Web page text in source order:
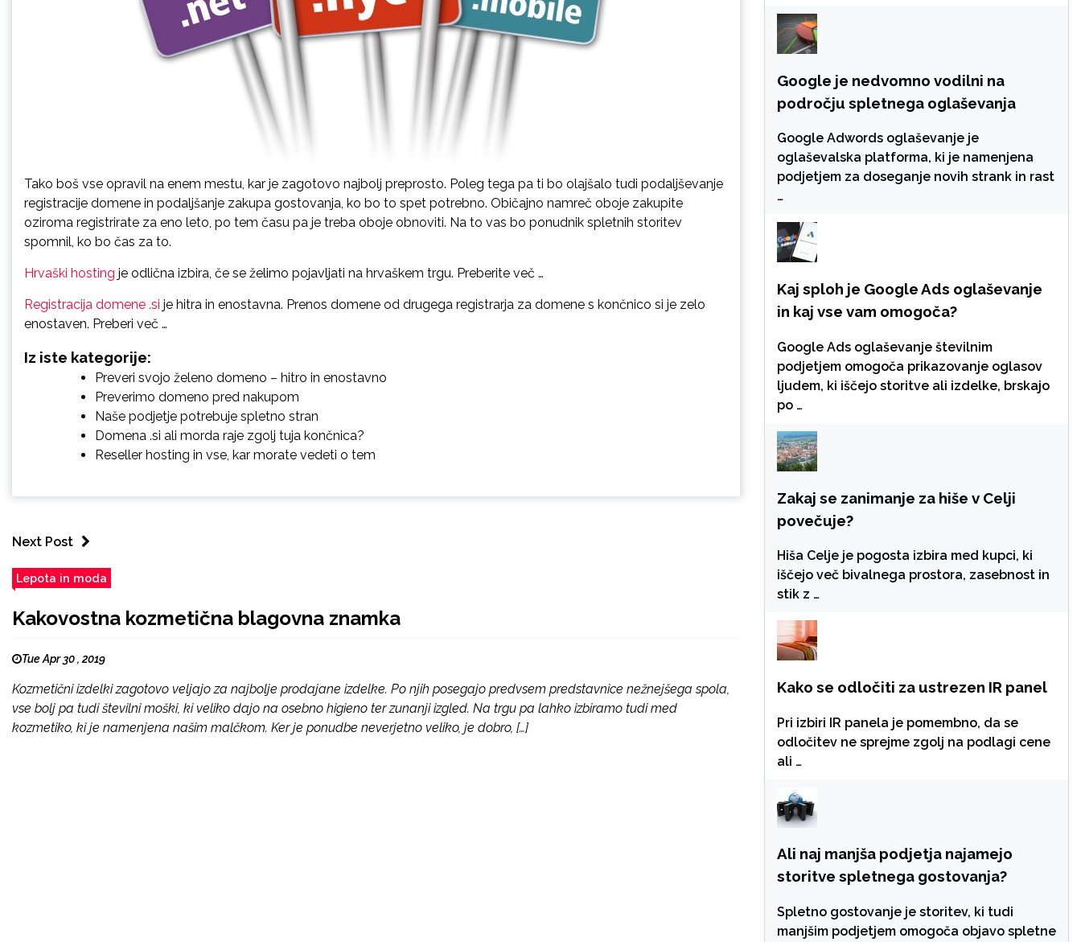
Tako boš vse opravil na enem mestu, kar je zagotovo najbolj preprosto. Poleg tega pa ti bo olajšalo tudi podaljševanje
registracije domene in podaljšanje zakupa gostovanja, ko bo to spet potrebno. Običajno namreč oboje zakupite
oziroma registrirate za eno leto, po tem času pa je treba oboje obnoviti. Na to vas bo ponudnik spletnih storitev
spomnil, ko bo čas za to.
Hrvaški hosting je odlična izbira, če se želimo pojavljati na hrvaškem trgu. Preberite več …
Registracija domene .si je hitra in enostavna. Prenos domene od drugega registrarja za domene s končnico si je zelo
enostaven. Preberi več …
Iz iste kategorije:
Preveri svojo želeno domeno – hitro in enostavno
Preverimo domeno pred nakupom
Naše podjetje potrebuje spletno stran
Domena .si ali morda raje zgolj tuja končnica?
Reseller hosting in vse, kar morate vedeti o tem
Next Post
Lepota in moda
Kakovostna kozmetična blagovna znamka
Tue Apr 30 , 2019
Kozmetični izdelki zagotovo veljajo za najbolje prodajane izdelke. Po njih posegajo predvsem predstavnice nežnejšega spola,
vse bolj pa tudi številni moški, ki veliko dajo na osebno higieno ter zunanji izgled. Na trgu pa lahko izbiramo tudi med
kozmetiko, ki je namenjena našim malčkom. Ker je ponudbe neverjetno veliko, je dobro, […]
Google je nedvomno vodilni na
področju spletnega oglaševanja
Google Adwords oglaševanje je
oglaševalska platforma, ki je namenjena
podjetjem za doseganje novih strank in rast
…
Kaj sploh je Google Ads oglaševanje
in kaj vse vam omogoča?
Google Ads oglaševanje številnim
podjetjem omogoča prikazovanje oglasov
ljudem, ki iščejo storitve ali izdelke, brskajo
po …
Zakaj se zanimanje za hiše v Celji
povečuje?
Hiša Celje je pogosta izbira med kupci, ki
iščejo več bivalnega prostora, zasebnost in
stik z …
Kako se odločiti za ustrezen IR panel
Pri izbiri IR panela je pomembno, da se
odločitev ne sprejme zgolj na podlagi cene
ali …
Ali naj manjša podjetja najamejo
storitve spletnega gostovanja?
Spletno gostovanje je storitev, ki tudi
manjšim podjetjem omogoča objavo spletne